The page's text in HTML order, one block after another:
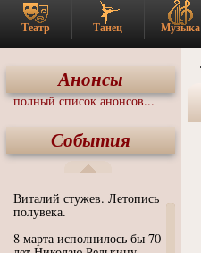
Театр Танец Музыка
Анонсы
полный список анонсов...
События
Виталий стужев. Летопись
полувека.
8 марта исполнилось бы 70